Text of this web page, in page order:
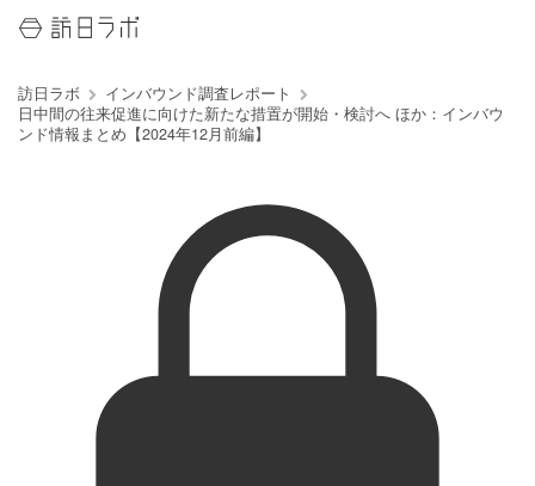
訪日ラボ
インバウンド調査レポート
日中間の往来促進に向けた新たな措置が開始・検討へ ほか：インバウ
ンド情報まとめ【2024年12月前編】